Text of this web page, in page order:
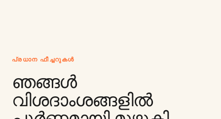
പ്രധാന ഫീച്ചറുകൾ
ഞങ്ങൾ
വിശദാംശങ്ങളിൽ